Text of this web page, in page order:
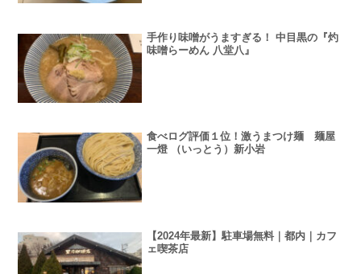
手作り味噌がうますぎる！ 中目黒の『灼
味噌らーめん 八堂八』
食べログ評価１位！激うまつけ麺 麺屋
一燈 （いっとう）新小岩
【2024年最新】駐車場無料｜都内｜カフ
ェ喫茶店